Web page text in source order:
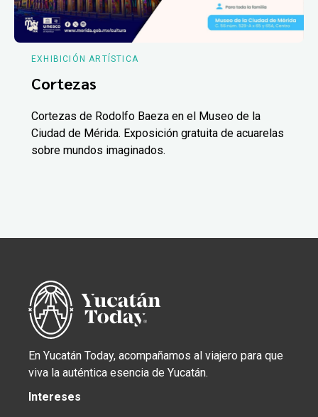
EXHIBICIÓN ARTÍSTICA
Cortezas
Cortezas de Rodolfo Baeza en el Museo de la
Ciudad de Mérida. Exposición gratuita de acuarelas
sobre mundos imaginados.
En Yucatán Today, acompañamos al viajero para que
viva la auténtica esencia de Yucatán.
Intereses